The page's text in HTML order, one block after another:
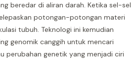
beredar di aliran darah. Ketika sel-sel
potongan-potongan materi
tubuh. Teknologi ini kemudian
genomik canggih untuk mencari
perubahan genetik yang menjadi ciri